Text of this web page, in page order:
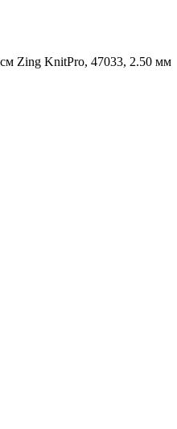
Zing KnitPro, 47033, 2.50 мм